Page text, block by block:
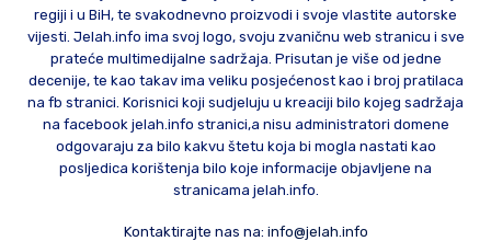
regiji i u BiH, te svakodnevno proizvodi i svoje vlastite autorske
vijesti. Jelah.info ima svoj logo, svoju zvaničnu web stranicu i sve
prateće multimedijalne sadržaja. Prisutan je više od jedne
decenije, te kao takav ima veliku posjećenost kao i broj pratilaca
na fb stranici. Korisnici koji sudjeluju u kreaciji bilo kojeg sadržaja
na facebook jelah.info stranici,a nisu administratori domene
odgovaraju za bilo kakvu štetu koja bi mogla nastati kao
posljedica korištenja bilo koje informacije objavljene na
stranicama jelah.info.
Kontaktirajte nas na: info@jelah.info